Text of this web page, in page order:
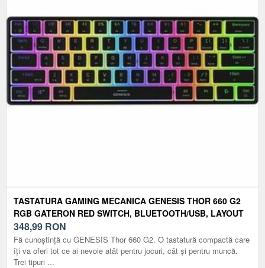
TASTATURA GAMING MECANICA GENESIS THOR 660 G2
RGB GATERON RED SWITCH, BLUETOOTH/USB, LAYOUT
US (NEGRU)
348,99 RON
Fă cunoștință cu GENESIS Thor 660 G2. O tastatură compactă care
îți va oferi tot ce ai nevoie atât pentru jocuri, cât și pentru muncă.
Trei tipuri ...